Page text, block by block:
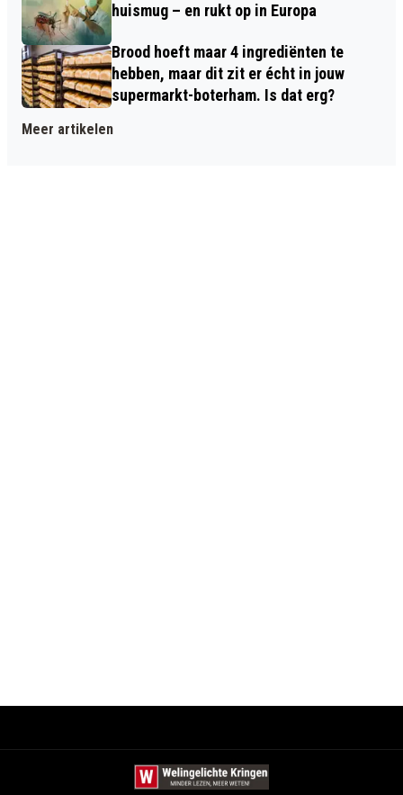
huismug – en rukt op in Europa
Brood hoeft maar 4 ingrediënten te
hebben, maar dit zit er écht in jouw
supermarkt-boterham. Is dat erg?
Meer artikelen